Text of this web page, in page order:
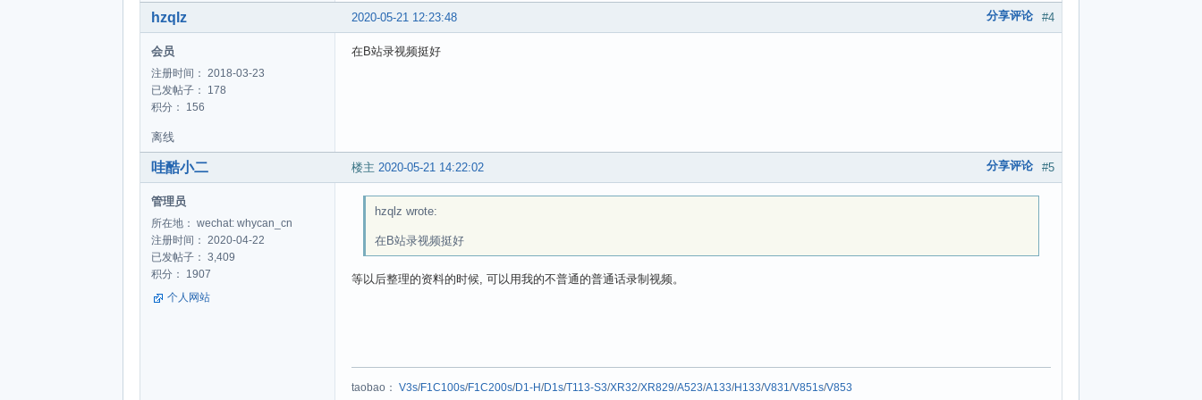
#4
2020-05-21 12:23:48 分享评论
hzqlz
会员
注册时间： 2018-03-23
已发帖子： 178
积分： 156
在B站录视频挺好
离线
楼主 #5
2020-05-21 14:22:02 分享评论
哇酷小二
管理员
所在地： wechat: whycan_cn
注册时间： 2020-04-22
已发帖子： 3,409
积分： 1907
个人网站
hzqlz wrote:
在B站录视频挺好
等以后整理的资料的时候, 可以用我的不普通的普通话录制视频。
taobao： V3s/F1C100s/F1C200s/D1-H/D1s/T113-S3/XR32/XR829/A523/A133/H133/V831/V851s/V853